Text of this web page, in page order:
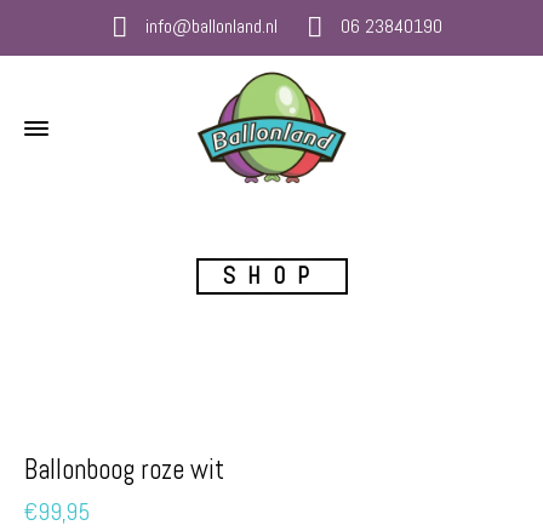
info@ballonland.nl 06 23840190
SHOP
Ballonboog roze wit
€99,95